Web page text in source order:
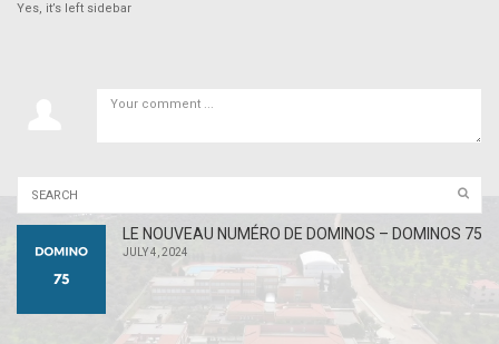
Yes, it’s left sidebar
LE NOUVEAU NUMÉRO DE DOMINOS – DOMINOS 75
JULY 4, 2024